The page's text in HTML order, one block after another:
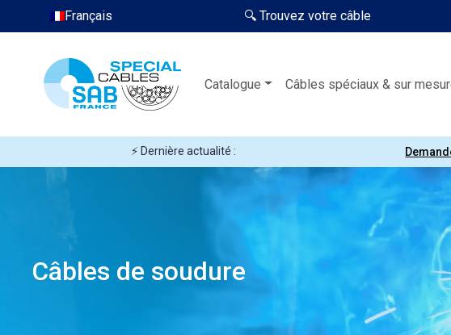
🔍 Trouvez votre câble
Français
Catalogue Câbles spéciaux & sur
⚡ Dernière actualité :
Câbles de soudure